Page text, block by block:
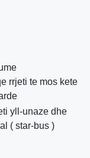
rrjeti te mos kete
yll-unaze dhe
( star-bus )